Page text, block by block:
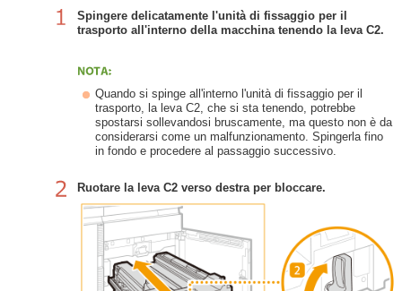
Spingere delicatamente l'unità di fissaggio per il
trasporto all'interno della macchina tenendo la leva C2.
Quando si spinge all'interno l'unità di fissaggio per il
trasporto, la leva C2, che si sta tenendo, potrebbe
spostarsi sollevandosi bruscamente, ma questo non è da
considerarsi come un malfunzionamento. Spingerla fino
in fondo e procedere al passaggio successivo.
Ruotare la leva C2 verso destra per bloccare.